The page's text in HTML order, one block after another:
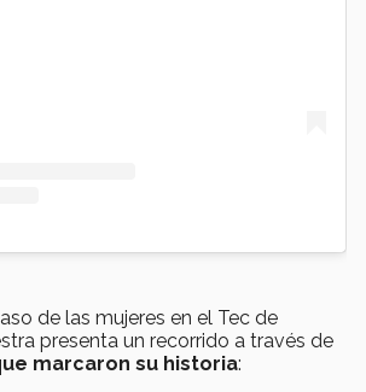
de las mujeres en el Tec de
presenta un recorrido a través de
marcaron su historia: